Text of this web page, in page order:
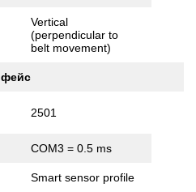
Vertical
(perpendicular to
belt movement)
2501
COM3 = 0.5 ms
Smart sensor profile